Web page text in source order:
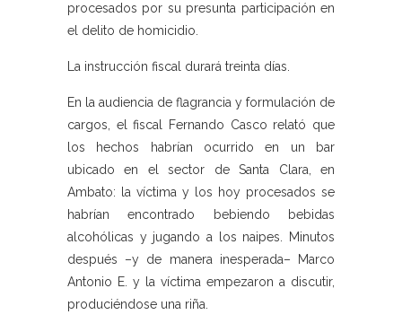
procesados por su presunta participación en
el delito de homicidio.
La instrucción fiscal durará treinta días.
En la audiencia de flagrancia y formulación de
cargos, el fiscal Fernando Casco relató que
los hechos habrían ocurrido en un bar
ubicado en el sector de Santa Clara, en
Ambato: la víctima y los hoy procesados se
habrían encontrado bebiendo bebidas
alcohólicas y jugando a los naipes. Minutos
después –y de manera inesperada– Marco
Antonio E. y la víctima empezaron a discutir,
produciéndose una riña.